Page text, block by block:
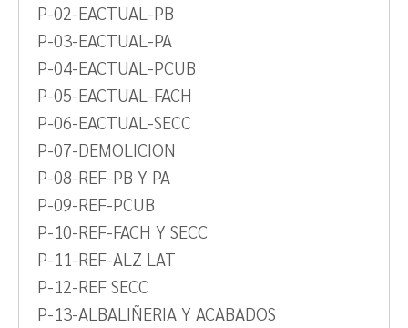
P-02-EACTUAL-PB
P-03-EACTUAL-PA
P-04-EACTUAL-PCUB
P-05-EACTUAL-FACH
P-06-EACTUAL-SECC
P-07-DEMOLICION
P-08-REF-PB Y PA
P-09-REF-PCUB
P-10-REF-FACH Y SECC
P-11-REF-ALZ LAT
P-12-REF SECC
P-13-ALBALIÑERIA Y ACABADOS